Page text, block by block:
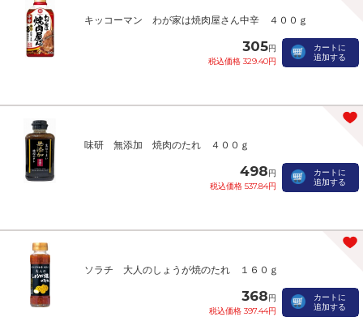
キッコーマン わが家は焼肉屋さん中辛 ４００ｇ
305円
税込価格 329.40円
カートに
追加する
味研 無添加 焼肉のたれ ４００ｇ
498円
税込価格 537.84円
カートに
追加する
ソラチ 大人のしょうが焼のたれ １６０ｇ
368円
税込価格 397.44円
カートに
追加する